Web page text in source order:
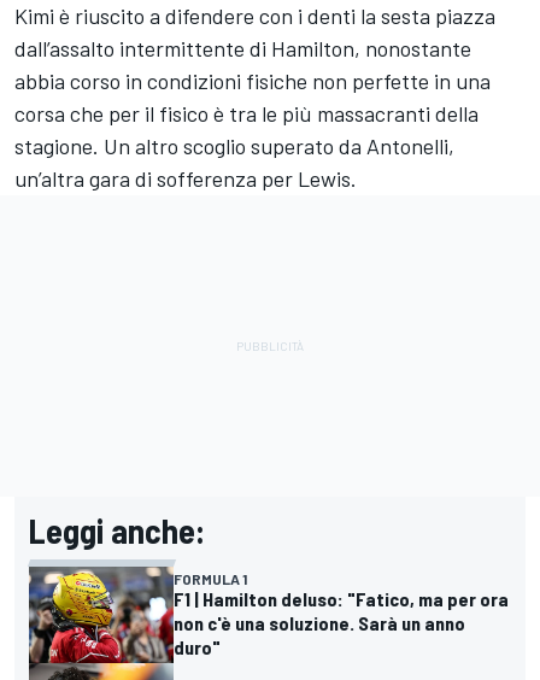
Kimi è riuscito a difendere con i denti la sesta piazza
dall’assalto intermittente di Hamilton, nonostante
abbia corso in condizioni fisiche non perfette in una
corsa che per il fisico è tra le più massacranti della
stagione. Un altro scoglio superato da Antonelli,
un’altra gara di sofferenza per Lewis.
Leggi anche:
FORMULA 1
F1 | Hamilton deluso: "Fatico, ma per ora
non c'è una soluzione. Sarà un anno
duro"